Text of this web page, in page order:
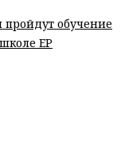
обучение
ЕР